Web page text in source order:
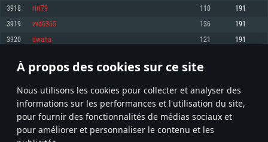
À propos des cookies sur ce site
Nous utilisons les cookies pour collecter et analyser des
informations sur les performances et l'utilisation du site,
pour fournir des fonctionnalités de médias sociaux et
pour améliorer et personnaliser le contenu et les
1060 et plus, Radeon RX 570 et plus.
Disque dur: 75.9 Go (client complet)
Processeur: Core i7 (Les processeurs Intel Xeon ne sont pas supportés)
Mémoire: 8 GB
Carte graphique: Radeon Vega II ou plus avec support de Metal
Disque dur: 62,2 Go (client complet)
Processeur: Intel Core i7
Mémoire: 8 GB
Carte graphique: NVIDIA 1060 avec les derniers drivers (moins de 6 mois) /
6 mois et supportant Vulkan
Connection: Connexion Internet à haut débit
Disque dur: 60,2 Go (client complet)
3918 riri79 110 191
3919 vvd6365 136 191
3920 dwaha 121 191
* Classement mis à jour quotidiennement
195 196 197 296